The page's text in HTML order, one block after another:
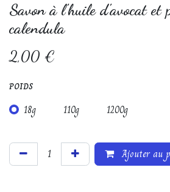
Savon à l'huile d'avocat et
calendula
2,00 €
POIDS
18g 110g 1200g
Ajouter au